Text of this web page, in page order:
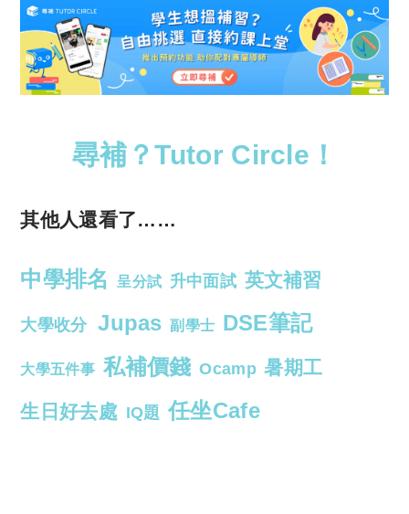
尋補？Tutor Circle！
其他人還看了……
中學排名 呈分試 升中面試 英文補習
大學收分 Jupas 副學士 DSE筆記
大學五件事 私補價錢 Ocamp 暑期工
生日好去處 IQ題 任坐Cafe